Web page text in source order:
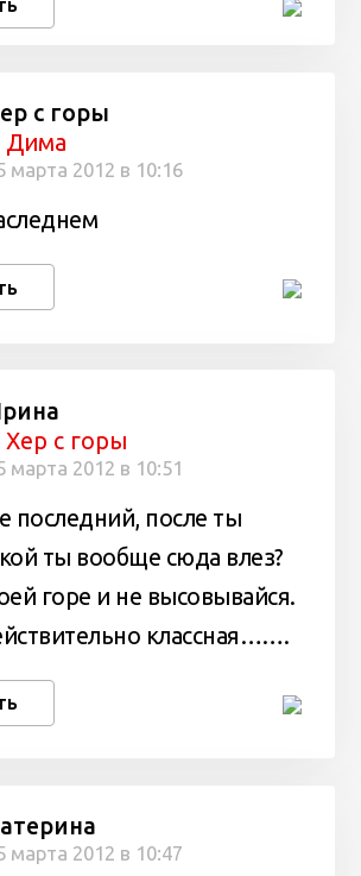
с горы
Дима
марта 2012 в 10:16
Хер с горы
марта 2012 в 10:51
последний, после ты
ты вообще сюда влез?
горе и не высовывайся.
классная…….
марта 2012 в 10:47